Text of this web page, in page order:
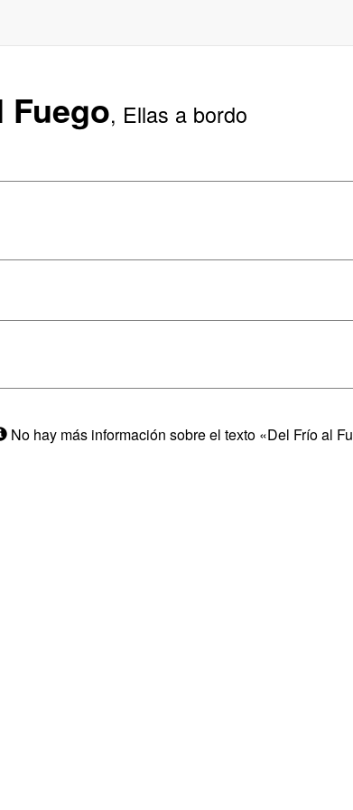
, Ellas a bordo
No hay más información sobre el texto «Del Frío al